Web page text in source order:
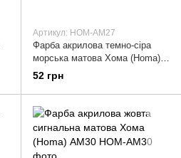
Артикул: HOM-AM27
Фарба акрилова темно-сіра
морська матова Хома (Homa)
АМ27
52 грн